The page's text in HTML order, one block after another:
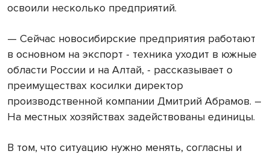
освоили несколько предприятий.
— Сейчас новосибирские предприятия работают
в основном на экспорт - техника уходит в южные
области России и на Алтай, - рассказывает о
преимуществах косилки директор
производственной компании Дмитрий Абрамов. –
На местных хозяйствах задействованы единицы.
В том, что ситуацию нужно менять, согласны и